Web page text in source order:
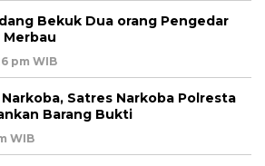
Bekuk Dua orang Pengedar
Merbau
pm WIB
Satres Narkoba Polresta
Barang Bukti
WIB